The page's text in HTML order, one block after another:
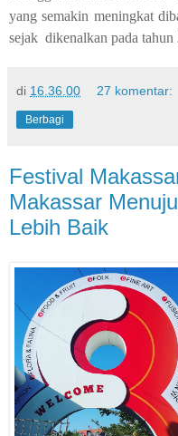
yang semakin meningkat
sejak dikenalkan pada tahun
di 16.36.00 27 komentar:
Berbagi
Festival
Makassar
Lebih Baik